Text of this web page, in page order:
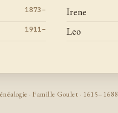
1873–
1911–
Irene
Leo
· Famille Goulet · 1615–1688